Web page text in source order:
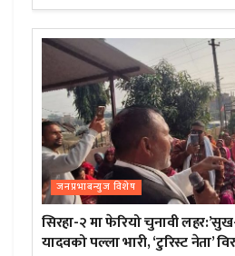
जनप्रभाबन्युज विशेष
सिरहा-२ मा फेरियो चुनावी
यादवको पल्ला भारी, ‘टुरिस्ट नेता’